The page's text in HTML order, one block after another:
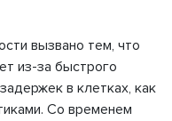
вызвано тем, что
из-за быстрого
в клетках, как
Со временем